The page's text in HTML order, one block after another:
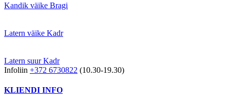
Kandik väike Bragi
Latern väike Kadr
Latern suur Kadr
Infoliin +372 6730822 (10.30-19.30)
KLIENDI INFO